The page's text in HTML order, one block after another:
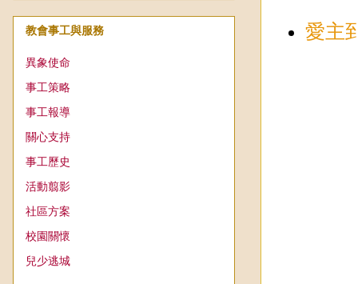
愛主
教會事工與服務
異象使命
事工策略
事工報導
關心支持
事工歷史
活動翦影
社區方案
校園關懷
兒少逃城